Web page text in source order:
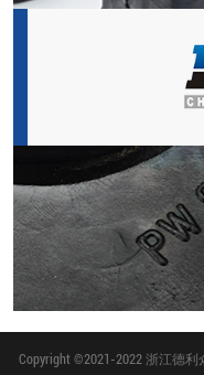
Copyright ©2021-2022 浙江德